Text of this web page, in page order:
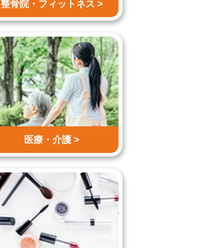
整骨院・ フィットネス >
医療・介護 >